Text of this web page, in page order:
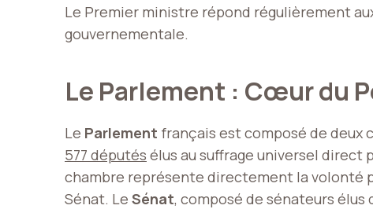
Le Premier ministre répond régulièrement
gouvernementale.
Le Parlement : Cœur du
Le Parlement français est composé de deux
577 députés élus au suffrage universel direct
chambre représente directement la volonté
Sénat. Le Sénat, composé de sénateurs